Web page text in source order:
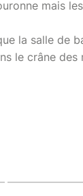
mais
la salle de
le crâne des